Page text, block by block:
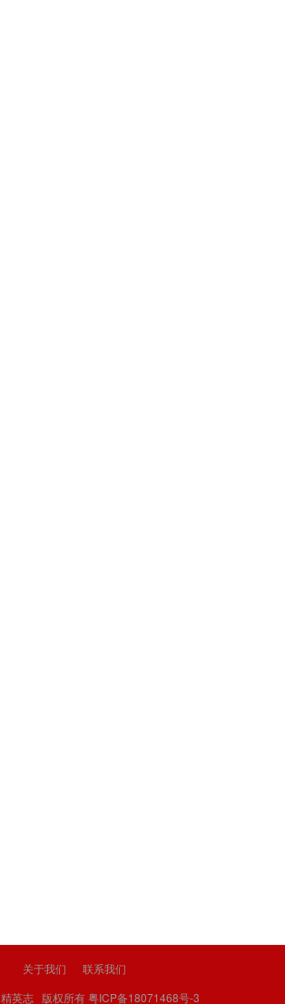
关于我们
联系我们
精英志 版权所有粤ICP备18071468号-3